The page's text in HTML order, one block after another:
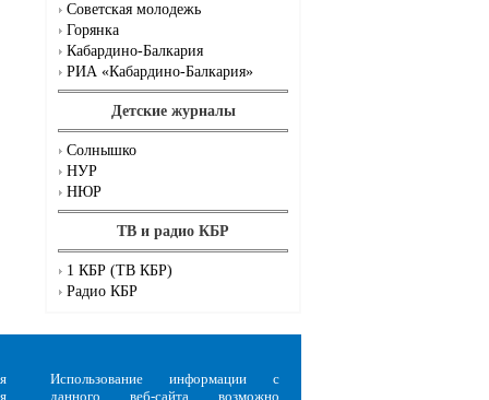
Советская молодежь
Горянка
Кабардино-Балкария
РИА «Кабардино-Балкария»
Детские журналы
Солнышко
НУР
НЮР
ТВ и радио КБР
1 КБР (ТВ КБР)
Радио КБР
Использование информации с
данного веб-сайта возможно